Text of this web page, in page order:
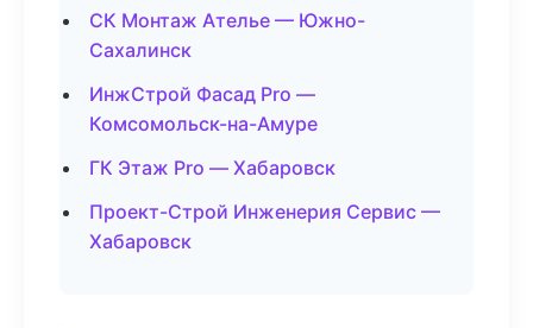
СК Монтаж Ателье — Южно-
Сахалинск
ИнжСтрой Фасад Pro —
Комсомольск-на-Амуре
ГК Этаж Pro — Хабаровск
Проект-Строй Инженерия Сервис —
Хабаровск